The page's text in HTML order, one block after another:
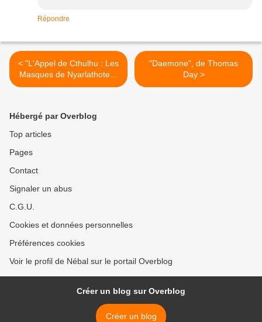
Répondre
< "L'Appel de Cthulhu : Les
Masques de Nyarlathotep"
+ "L'Ecran"
"Daemone", de Thomas
Day >
Hébergé par Overblog
Top articles
Pages
Contact
Signaler un abus
C.G.U.
Cookies et données personnelles
Préférences cookies
Voir le profil de Nébal sur le portail Overblog
Créer un blog sur Overblog
Créer un blog